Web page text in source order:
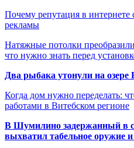
Почему репутация в интернете
рекламы
Натяжные потолки
что нужно знать перед
Два рыбака утонули на озере
Когда дом нужно переделать:
работами в Витебском регионе
В Шумилино задержанный в
выхватил табельное оружие